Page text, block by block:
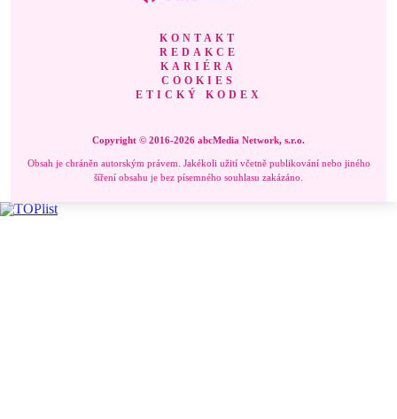
KONTAKT
REDAKCE
KARIÉRA
COOKIES
ETICKÝ KODEX
Copyright © 2016-2026 abcMedia Network, s.r.o.
Obsah je chráněn autorským právem. Jakékoli užití včetně publikování nebo jiného
šíření obsahu je bez písemného souhlasu zakázáno.